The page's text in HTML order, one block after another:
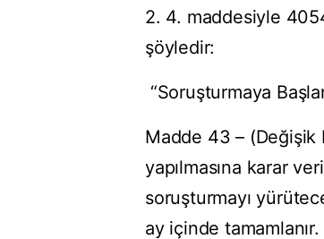
2. 4. maddesiyle
şöyledir:
“Soruşturmaya
Madde 43 –
yapılmasına karar
soruşturmayı
ay içinde